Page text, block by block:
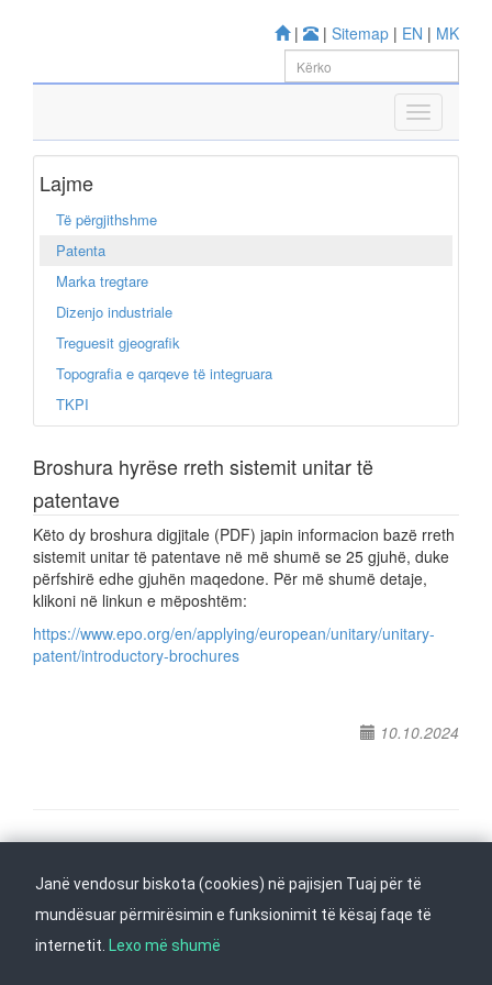
| | Sitemap | EN | MK
Lajme
Të përgjithshme
Patenta
Marka tregtare
Dizenjo industriale
Treguesit gjeografik
Topografia e qarqeve të integruara
TKPI
Broshura hyrëse rreth sistemit unitar të
patentave
Këto dy broshura digjitale (PDF) japin informacion bazë rreth
sistemit unitar të patentave në më shumë se 25 gjuhë, duke
përfshirë edhe gjuhën maqedone. Për më shumë detaje,
klikoni në linkun e mëposhtëm:
https://www.epo.org/en/applying/european/unitary/unitary-
patent/introductory-brochures
10.10.2024
Kthehu në fillim Na ndiqni në
Janë vendosur biskota (cookies) në pajisjen Tuaj për të
mundësuar përmirësimin e funksionimit të kësaj faqe të
internetit. Lexo më shumë